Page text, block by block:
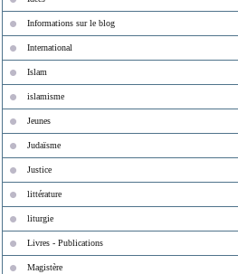
Informations sur le blog
International
Islam
islamisme
Jeunes
Judaïsme
Justice
littérature
liturgie
Livres - Publications
Magistère